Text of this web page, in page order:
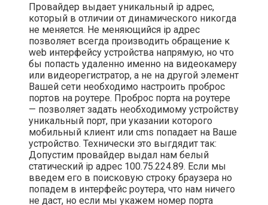
Провайдер выдает уникальный ip адрес,
который в отличии от динамического никогда
не меняется. Не меняющийся ip адрес
позволяет всегда производить обращение к
web интерфейсу устройства напрямую, но что
бы попасть удаленно именно на видеокамеру
или видеорегистратор, а не на другой элемент
Вашей сети необходимо настроить проброс
портов на роутере. Проброс порта на роутере
— позволяет задать необходимому устройству
уникальный порт, при указании которого
мобильный клиент или cms попадает на Ваше
устройство. Технически это выгдядит так:
Допустим провайдер выдал нам белый
cтатический ip адрес 100.75.224.89. Если мы
введем его в поисковую строку браузера но
попадем в интерфейс роутера, что нам ничего
не даст, но если мы укажем номер порта